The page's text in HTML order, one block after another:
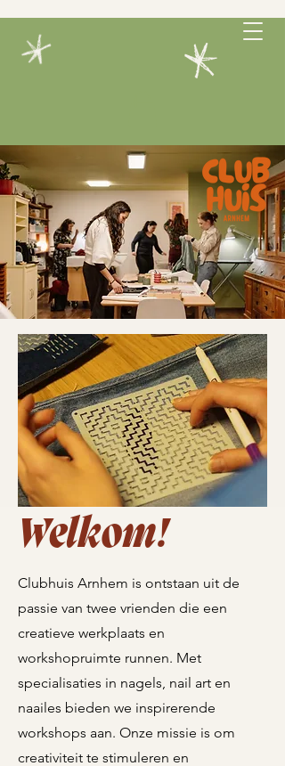
Welkom!
Clubhuis Arnhem is ontstaan uit de
passie van twee vrienden die een
creatieve werkplaats en
workshopruimte runnen. Met
specialisaties in nagels, nail art en
naailes bieden we inspirerende
workshops aan. Onze missie is om
creativiteit te stimuleren en